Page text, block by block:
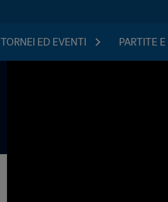
TORNEI ED EVENTI PARTITE